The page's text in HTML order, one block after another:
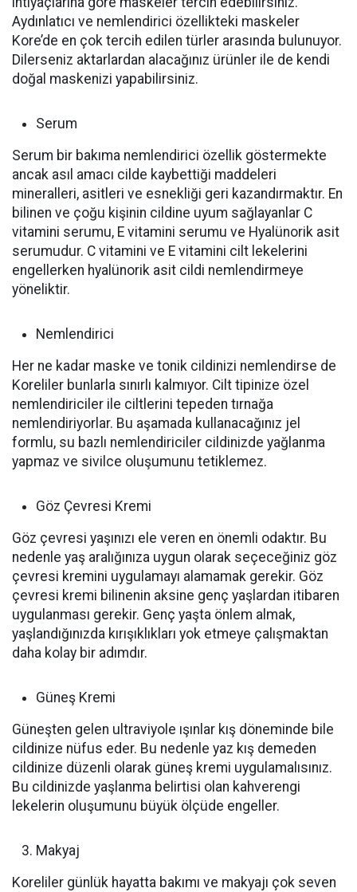
Aydınlatıcı ve nemlendirici özellikteki maskeler
Kore’de en çok tercih edilen türler arasında bulunuyor.
Dilerseniz aktarlardan alacağınız ürünler ile de kendi
doğal maskenizi yapabilirsiniz.
Serum
Serum bir bakıma nemlendirici özellik göstermekte
ancak asıl amacı cilde kaybettiği maddeleri
mineralleri, asitleri ve esnekliği geri kazandırmaktır. En
bilinen ve çoğu kişinin cildine uyum sağlayanlar C
vitamini serumu, E vitamini serumu ve Hyalünorik asit
serumudur. C vitamini ve E vitamini cilt lekelerini
engellerken hyalünorik asit cildi nemlendirmeye
yöneliktir.
Nemlendirici
Her ne kadar maske ve tonik cildinizi nemlendirse de
Koreliler bunlarla sınırlı kalmıyor. Cilt tipinize özel
nemlendiriciler ile ciltlerini tepeden tırnağa
nemlendiriyorlar. Bu aşamada kullanacağınız jel
formlu, su bazlı nemlendiriciler cildinizde yağlanma
yapmaz ve sivilce oluşumunu tetiklemez.
Göz Çevresi Kremi
Göz çevresi yaşınızı ele veren en önemli odaktır. Bu
nedenle yaş aralığınıza uygun olarak seçeceğiniz göz
çevresi kremini uygulamayı alamamak gerekir. Göz
çevresi kremi bilinenin aksine genç yaşlardan itibaren
uygulanması gerekir. Genç yaşta önlem almak,
yaşlandığınızda kırışıklıkları yok etmeye çalışmaktan
daha kolay bir adımdır.
Güneş Kremi
Güneşten gelen ultraviyole ışınlar kış döneminde bile
cildinize nüfus eder. Bu nedenle yaz kış demeden
cildinize düzenli olarak güneş kremi uygulamalısınız.
Bu cildinizde yaşlanma belirtisi olan kahverengi
lekelerin oluşumunu büyük ölçüde engeller.
Makyaj
Koreliler günlük hayatta bakımı ve makyajı çok seven